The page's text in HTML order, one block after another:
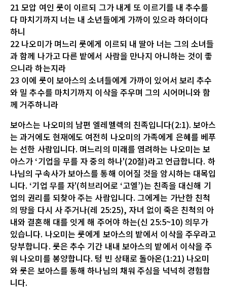
21 모압 여인 룻이 이르되 그가 내게 또 이르기를 내 추수를
다 마치기까지 너는 내 소년들에게 가까이 있으라 하더이다
하니
22 나오미가 며느리 룻에게 이르되 내 딸아 너는 그의 소녀들
과 함께 나가고 다른 밭에서 사람을 만나지 아니하는 것이 좋
으니라 하는지라
23 이에 룻이 보아스의 소녀들에게 가까이 있어서 보리 추수
와 밀 추수를 마치기까지 이삭을 주우며 그의 시어머니와 함
께 거주하니라
보아스는 나오미의 남편 엘레멜렉의 친족입니다(2:1). 보아스
는 과거에도 현재에도 여전히 나오미의 가족에게 은혜를 베푸
는 선한 사람입니다. 며느리의 미래를 염려하는 나오미는 보
아스가 ‘기업을 무를 자 중의 하나'(20절)라고 언급합니다. 하
나님의 구속사가 보아스를 통해 이어질 것을 암시하는 대목입
니다. ‘기업 무를 자'(히브리어로 ‘고엘’)는 친족을 대신해 기
업의 권리를 되찾아 주는 사람입니다. 그에게는 가난한 친척
의 땅을 다시 사 주거나(레 25:25), 자녀 없이 죽은 친척의 아
내와 결혼해 대를 잇게 해 주어야 하는(신 25:5~10) 의무가
있습니다. 나오미는 룻에게 보아스의 밭에서 이삭을 주우라고
당부합니다. 룻은 추수 기간 내내 보아스의 밭에서 이삭을 주
워 나오미를 봉양합니다. 텅 빈 상태로 돌아온(1:21) 나오미
와 룻은 보아스를 통해 하나님의 채워 주심을 넉넉히 경험합
니다.